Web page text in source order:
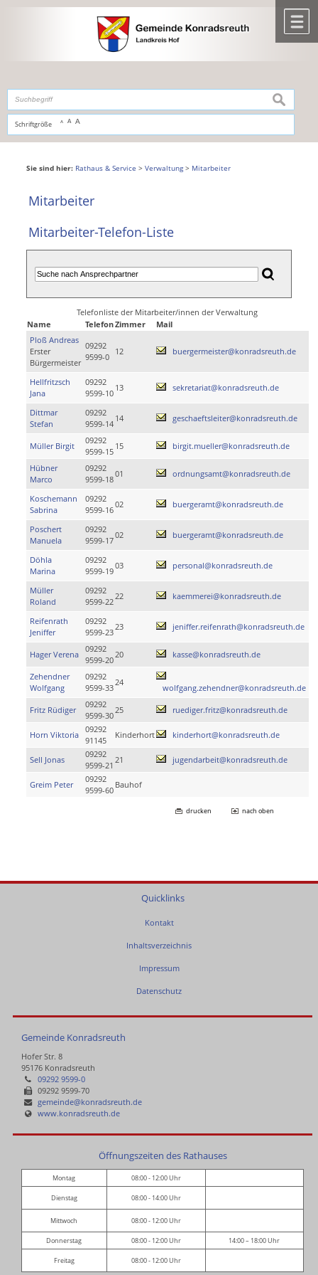
,zur Navigationoderzur Startseitespringen.
Schriftgröße A A A
suchen
Sie sind hier: Rathaus & Service > Verwaltung> Mitarbeiter
Mitarbeiter
Mitarbeiter-Telefon-Liste
Telefonliste der Mitarbeiter/innen der Verwaltung
Name
TelefonZimmer
Mail
Ploß Andreas
Erster
Bürgermeister
09292
9599-0
12 buergermeister@konradsreuth.de
Hellfritzsch
Jana
09292
9599-10
13 sekretariat@konradsreuth.de
Dittmar
Stefan
09292
9599-14
14 geschaeftsleiter@konradsreuth.de
Müller Birgit
09292
9599-15
15 birgit.mueller@konradsreuth.de
Hübner
Marco
09292
9599-18
01 ordnungsamt@konradsreuth.de
Koschemann
Sabrina
09292
9599-16
02 buergeramt@konradsreuth.de
Poschert
Manuela
09292
9599-17
02 buergeramt@konradsreuth.de
Döhla
Marina
09292
9599-19
03 personal@konradsreuth.de
Müller
Roland
09292
9599-22
22 kaemmerei@konradsreuth.de
Reifenrath
Jeniffer
09292
9599-23
23 jeniffer.reifenrath@konradsreuth.de
Hager Verena
09292
9599-20
20 kasse@konradsreuth.de
Zehendner
Wolfgang
09292
9599-33
24
wolfgang.zehendner@konradsreuth.de
Fritz Rüdiger
09292
9599-30
25 ruediger.fritz@konradsreuth.de
Horn Viktoria
09292
91145
Kinderhort kinderhort@konradsreuth.de
Sell Jonas
09292
9599-21
21 jugendarbeit@konradsreuth.de
Greim Peter
09292
9599-60
Bauhof
drucken nach oben
Quicklinks
Kontakt
Inhaltsverzeichnis
Impressum
Datenschutz
Gemeinde Konradsreuth
Hofer Str. 8
95176 Konradsreuth
09292 9599-0
09292 9599-70
gemeinde@konradsreuth.de
www.konradsreuth.de
Öffnungszeiten des Rathauses
Montag 08:00 - 12:00 Uhr
Dienstag 08:00 - 14:00 Uhr
Mittwoch 08:00 - 12:00 Uhr
Donnerstag 08:00 - 12:00 Uhr 14:00 – 18:00 Uhr
Freitag 08:00 - 12:00 Uhr